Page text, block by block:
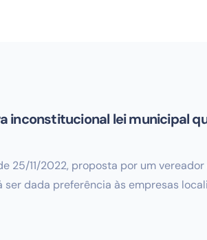
inconstitucional lei municipal
25/11/2022, proposta por um
dada preferência às empresas